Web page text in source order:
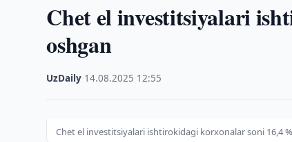
Chet el investitsiyalari
oshgan
UzDaily 14.08.2025 12:55
Chet el investitsiyalari ishtirokidagi korxonalar soni 16,4